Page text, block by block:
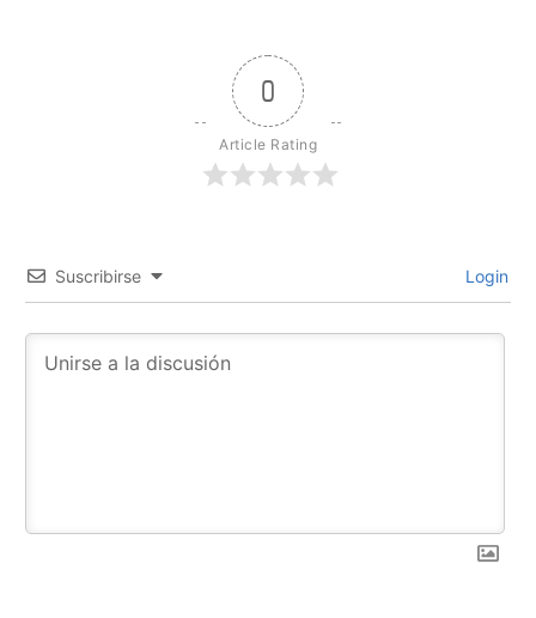
0
Article Rating
Suscribirse Login